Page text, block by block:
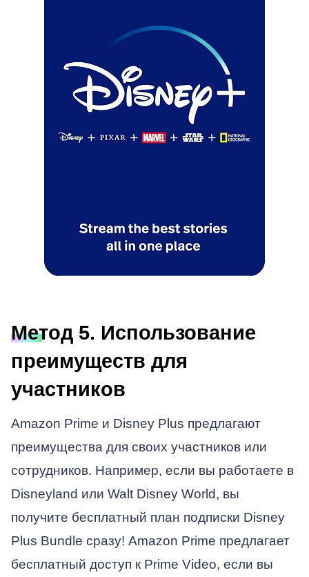
Метод 5. Использование
преимуществ для
участников
Amazon Prime и Disney Plus предлагают
преимущества для своих участников или
сотрудников. Например, если вы работаете в
Disneyland или Walt Disney World, вы
получите бесплатный план подписки Disney
Plus Bundle сразу! Amazon Prime предлагает
бесплатный доступ к Prime Video, если вы